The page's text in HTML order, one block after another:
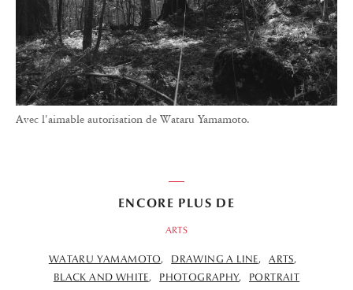
Avec l'aimable autorisation de Wataru Yamamoto.
ENCORE PLUS DE
ARTS
WATARU YAMAMOTO DRAWING A LINE
ARTS
BLACK AND WHITE
PHOTOGRAPHY PORTRAIT